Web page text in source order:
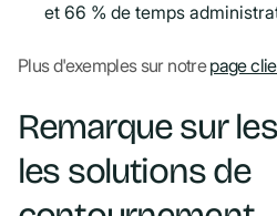
et 66 % de temps
Plus d'exemples sur notrepage
Remarque sur
les solutions de